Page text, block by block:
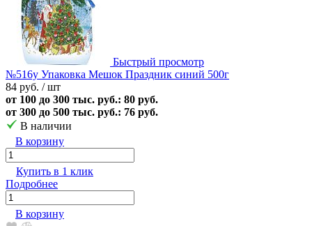
Быстрый просмотр
№516у Упаковка Мешок Праздник синий 500г
84 руб. / шт
от 100 до 300 тыс. руб.: 80 руб.
от 300 до 500 тыс. руб.: 76 руб.
В наличии
В корзину
Купить в 1 клик
Подробнее
В корзину